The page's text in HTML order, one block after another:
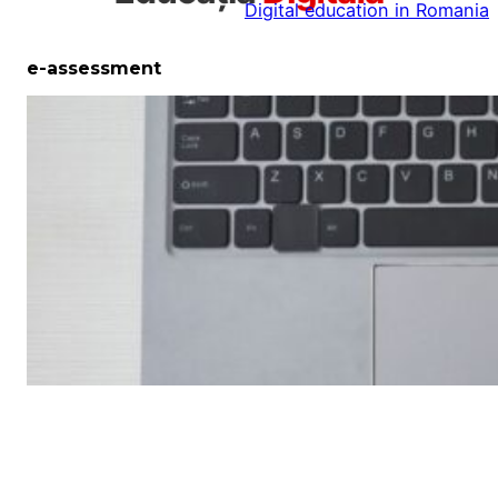
Digital education in Romania
e-assessment